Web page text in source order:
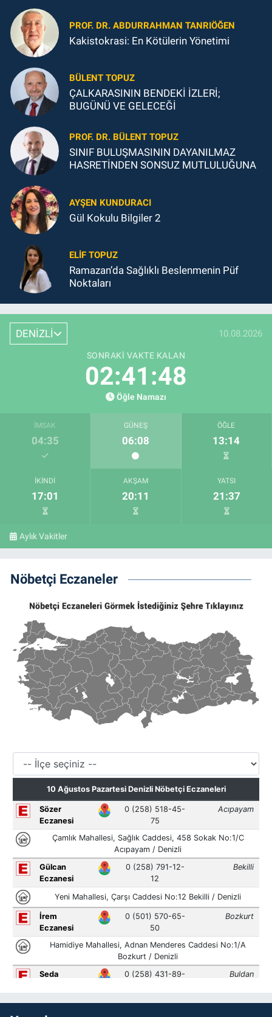
PROF. DR. ABDURRAHMAN TANRIÖĞEN
Kakistokrasi: En Kötülerin Yönetimi
BÜLENT TOPUZ
ÇALKARASININ BENDEKİ İZLERİ;
BUGÜNÜ VE GELECEĞİ
PROF. DR. BÜLENT TOPUZ
SINIF BULUŞMASININ DAYANILMAZ
HASRETİNDEN SONSUZ MUTLULUĞUNA
AYŞEN KUNDURACI
Gül Kokulu Bilgiler 2
ELIF TOPUZ
Ramazan’da Sağlıklı Beslenmenin Püf
Noktaları
DENİZLİ 10.08.2026
SONRAKI VAKTE KALAN
02:41:47
Öğle Namazı
İMSAK
04:35
GÜNEŞ
06:08
ÖĞLE
13:14
İKINDI
17:01
AKŞAM
20:11
YATSI
21:37
Aylık Vakitler
Nöbetçi Eczaneler